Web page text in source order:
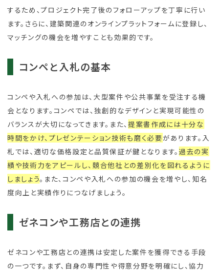
するため、プロジェクト完了後のフォローアップを丁寧に行い
ます。さらに、建築関連のオンラインプラットフォームに登録し、
マッチングの機会を増やすことも効果的です。
コンペと入札の基本
コンペや入札への参加は、大型案件や公共事業を受注する機
会となります。コンペでは、独創的なデザインと実現可能性の
バランスが大切になってきます。また、提案書作成には十分な
時間をかけ、プレゼンテーション技術も磨く必要があります。入
札では、適切な価格設定と品質保証が鍵となります。過去の実
績や技術力をアピールし、競合他社との差別化を図れるように
しましょう。また、コンペや入札への参加の機会を増やし、知名
度向上と実績作りにつなげましょう。
ゼネコンや工務店との連携
ゼネコンや工務店との連携は安定した案件を獲得できる手段
の一つです。まず、自身の専門性や得意分野を明確にし、協力